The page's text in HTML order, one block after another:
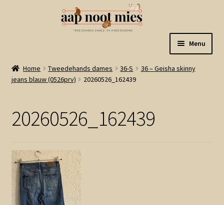
naar
navigatie
de
inhoud
Menu
Welkom
Winkel
Winkelmand
Linkjes
Home Tweedehands dames 36-S
36 – Geisha skinny
jeans blauw (0526prv)
20260526_162439
20260526_162439